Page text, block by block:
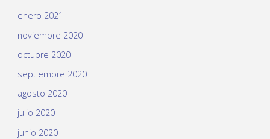
enero 2021
noviembre 2020
octubre 2020
septiembre 2020
agosto 2020
julio 2020
junio 2020